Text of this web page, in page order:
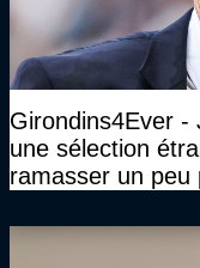
Girondins4Ever -
une sélection
ramasser un